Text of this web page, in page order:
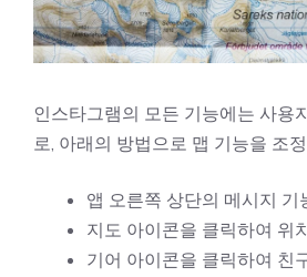
인스타그램의 모든 기능에는 사용
로, 아래의 방법으로 맵 기능을 조
앱 오른쪽 상단의 메시지 기
지도 아이콘을 클릭하여 위
기어 아이콘을 클릭하여 친